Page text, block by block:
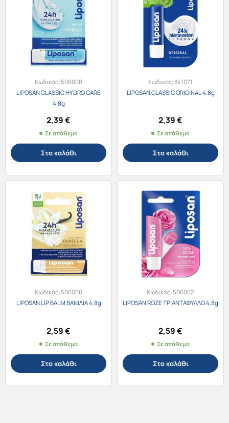
Κωδικός:506008
LIPOSAN CLASSIC HYDRO CARE
4.8g
2,39€
Σε απόθεμα
Στο καλάθι
Κωδικός:341071
LIPOSAN CLASSIC ORIGINAL 4.8g
2,39€
Σε απόθεμα
Στο καλάθι
Κωδικός:506000
LIPOSAN LIP BALM ΒΑΝΙΛΙΑ 4.8g
2,59€
Σε απόθεμα
Στο καλάθι
Κωδικός:506002
LIPOSAN ROZE ΤΡΙΑΝΤΑΦΥΛΛΟ 4.8g
2,59€
Σε απόθεμα
Στο καλάθι